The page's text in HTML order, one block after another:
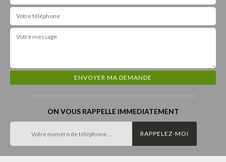
ON VOUS RAPPELLE IMMEDIATEMENT